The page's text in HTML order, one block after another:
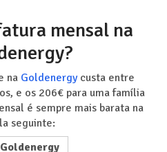
mensal na
na Goldenergycusta entre
e os 206€ para uma família
é sempre mais barata na
seguinte:
Goldenergy